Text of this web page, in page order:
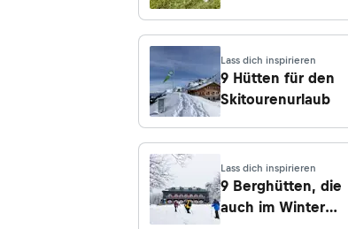
Lass dich inspirieren
9 Hütten für den
Skitourenurlaub
Lass dich inspirieren
9 Berghütten, die
auch im Winter